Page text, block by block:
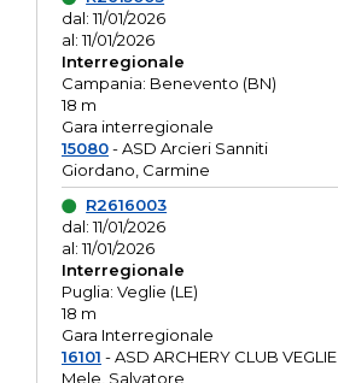
dal: 11/01/2026
al: 11/01/2026
Interregionale
Campania: Benevento (BN)
18 m
Gara interregionale
15080- ASD Arcieri Sanniti
Giordano, Carmine
R2616003
dal: 11/01/2026
al: 11/01/2026
Interregionale
Puglia: Veglie (LE)
18 m
Gara Interregionale
16101 - ASD ARCHERY CLUB VEGLIE
Mele, Salvatore